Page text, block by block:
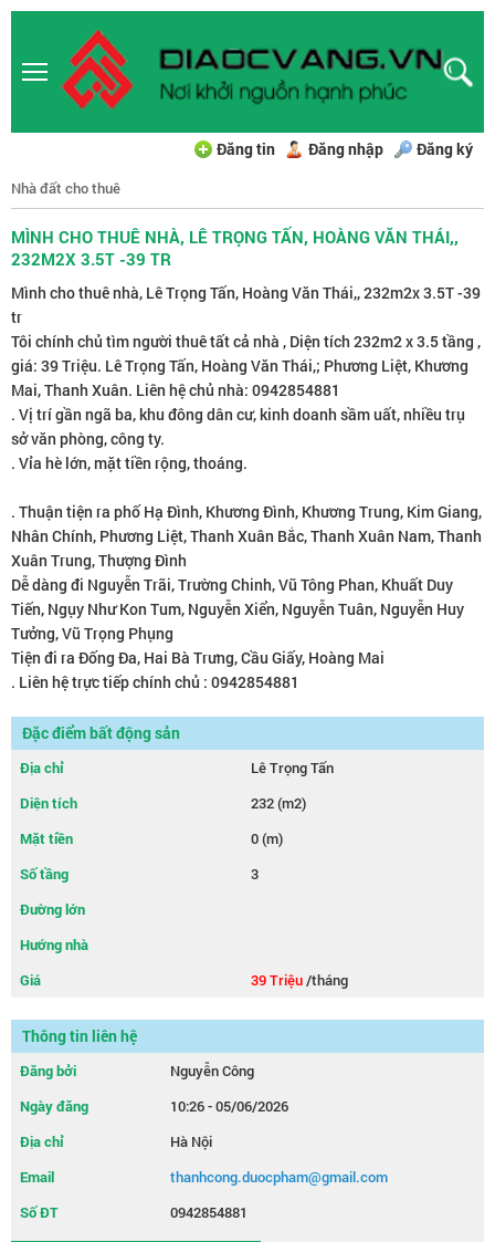
Đăng tin Đăng nhập Đăng ký
Nhà đất cho thuê
MÌNH CHO THUÊ NHÀ, LÊ TRỌNG TẤN, HOÀNG VĂN THÁI,,
232M2X 3.5T -39 TR
Mình cho thuê nhà, Lê Trọng Tấn, Hoàng Văn Thái,, 232m2x 3.5T -39
tr
Tôi chính chủ tìm người thuê tất cả nhà , Diện tích 232m2 x 3.5 tầng ,
giá: 39 Triệu. Lê Trọng Tấn, Hoàng Văn Thái,; Phương Liệt, Khương
Mai, Thanh Xuân. Liên hệ chủ nhà: 0942854881
. Vị trí gần ngã ba, khu đông dân cư, kinh doanh sầm uất, nhiều trụ
sở văn phòng, công ty.
. Vỉa hè lớn, mặt tiền rộng, thoáng.
. Thuận tiện ra phố Hạ Đình, Khương Đình, Khương Trung, Kim Giang,
Nhân Chính, Phương Liệt, Thanh Xuân Bắc, Thanh Xuân Nam, Thanh
Xuân Trung, Thượng Đình
Dễ dàng đi Nguyễn Trãi, Trường Chinh, Vũ Tông Phan, Khuất Duy
Tiến, Ngụy Như Kon Tum, Nguyễn Xiển, Nguyễn Tuân, Nguyễn Huy
Tưởng, Vũ Trọng Phụng
Tiện đi ra Đống Đa, Hai Bà Trưng, Cầu Giấy, Hoàng Mai
. Liên hệ trực tiếp chính chủ : 0942854881
Đặc điểm bất động sản
Địa chỉ
Lê Trọng Tấn
Diện tích
232 (m2)
Mặt tiền
0 (m)
Số tầng
3
Đường lớn
Hướng nhà
Giá
39 Triệu/tháng
Thông tin liên hệ
Đăng bởi
Nguyễn Công
Ngày đăng
10:26 - 05/06/2026
Địa chỉ
Hà Nội
Email
thanhcong.duocpham@gmail.com
Số ĐT
0942854881